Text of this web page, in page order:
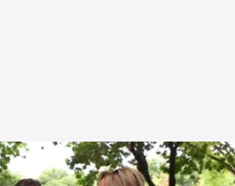
punto de mira' a la polémica sobre la